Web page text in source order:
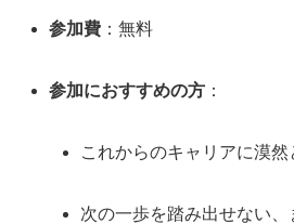
参加費 ：無料
参加におすすめの方 ：
これからのキャリアに漠
次の一歩を踏み出せない